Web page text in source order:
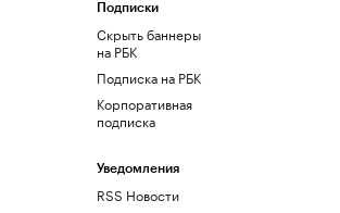
Подписки
Скрыть баннеры
на РБК
Подписка на РБК
Корпоративная
подписка
Уведомления
RSS Новости